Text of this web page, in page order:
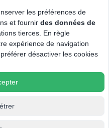
les préférences de
et fournir des données de
tierces. En règle
expérience de navigation
désactiver les cookies
gaz / Cave à vin encastrable
pro / Enceinte Active /
connectée - IA
Clavier gamer /
Gaming